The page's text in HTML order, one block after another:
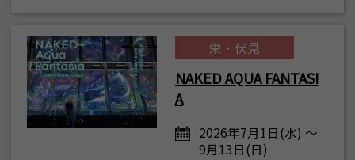
栄・伏見
NAKED AQUA FANTASI
A
2026年7月1日(水) ～
9月13日(日)